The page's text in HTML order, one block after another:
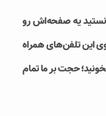
یه صفحه‌اش رو
این تلفن‌های همراه
حجت بر ما تمام